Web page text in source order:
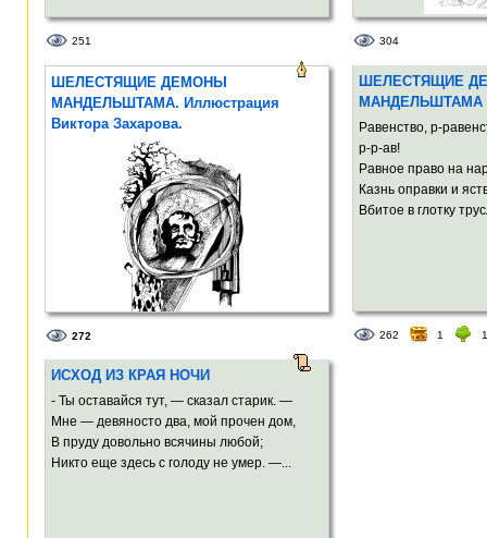
251 304
ШЕЛЕСТЯЩИЕ ДЕМОНЫ
МАНДЕЛЬШТАМА. Иллюстрация
Виктора Захарова.
272
ШЕЛЕСТЯЩИЕ
МАНДЕЛЬШТАМА
Равенство, р-
р-р-ав!
Равное право на
Казнь оправки и
Вбитое в глотку
262 1 1
ИСХОД ИЗ КРАЯ НОЧИ
- Ты оставайся тут, — сказал старик. —
Мне — девяносто два, мой прочен дом,
В пруду довольно всячины любой;
Никто еще здесь с голоду не умер. —...